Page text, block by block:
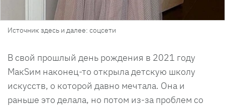
Источник здесь и далее: соцсети
В свой прошлый день рождения в 2021 году
МакSим наконец-то открыла детскую школу
искусств, о которой давно мечтала. Она и
раньше это делала, но потом из-за проблем со